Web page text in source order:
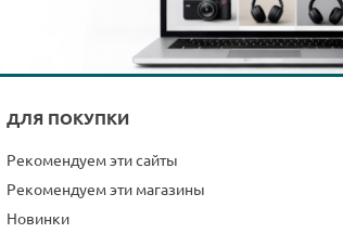
ДЛЯ ПОКУПКИ
Рекомендуем эти сайты
Рекомендуем эти магазины
Новинки